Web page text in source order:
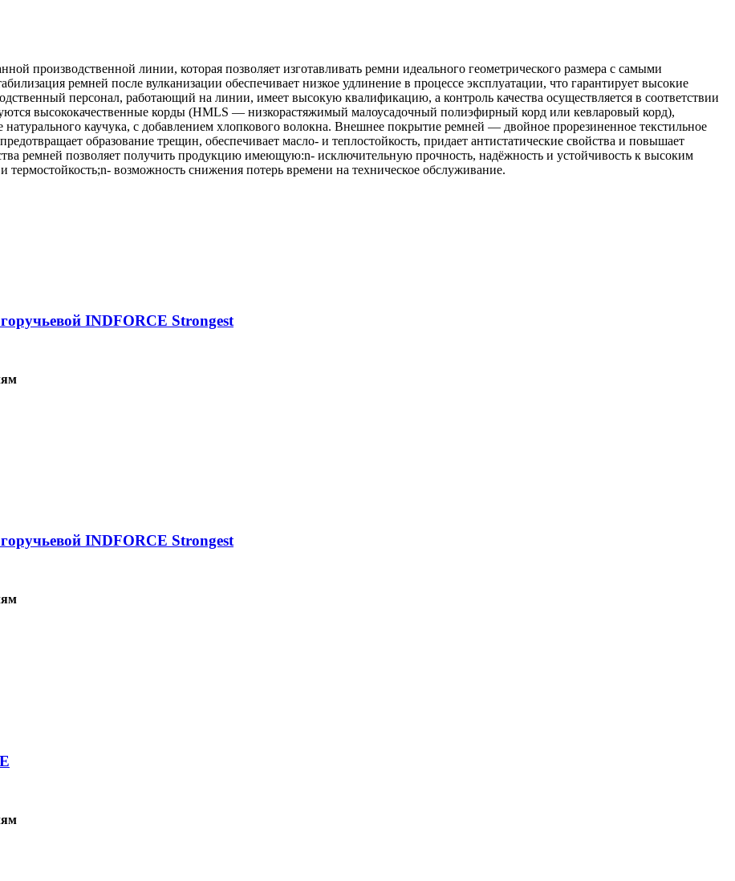
производственной линии, которая позволяет изготавливать ремни идеального геометрического размера с самыми
ремней после вулканизации обеспечивает низкое удлинение в процессе эксплуатации, что гарантирует высокие
персонал, работающий на линии, имеет высокую квалификацию, а контроль качества осуществляется в соответствии
высококачественные корды (HMLS — низкорастяжимый малоусадочный полиэфирный корд или кевларовый корд),
натурального каучука, с добавлением хлопкового волокна. Внешнее покрытие ремней — двойное прорезиненное текстильное
образование трещин, обеспечивает масло- и теплостойкость, придает антистатические свойства и повышает
ремней позволяет получить продукцию имеющую:n- исключительную прочность, надёжность и устойчивость к высоким
возможность снижения потерь времени на техническое обслуживание.
INDFORCE Strongest
INDFORCE Strongest